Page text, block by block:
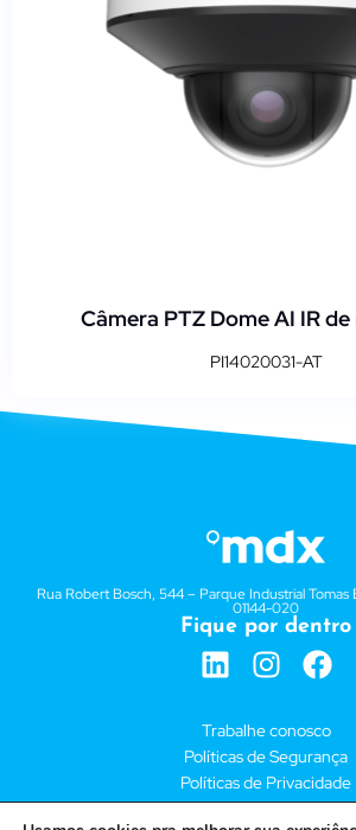
Câmera PTZ Dome AI IR
PI14020031-AT
Rua Robert Bosch, 544 – Parque Industrial Tomas
01144-020
Fique por dentro
Trabalhe conosco
Políticas de Segurança
Políticas de Privacidade